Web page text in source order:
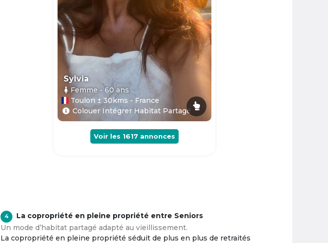
Sylvia
Femme - 60ans
Toulon ± 30kms - France
Colouer Intégrer Habitat Partagé
Voir les 1617 annonces
4
La copropriété en pleine propriété entre Seniors
Un mode d’habitat partagé adapté au vieillissement.
La copropriété en pleine propriété séduit de plus en plus de retraités